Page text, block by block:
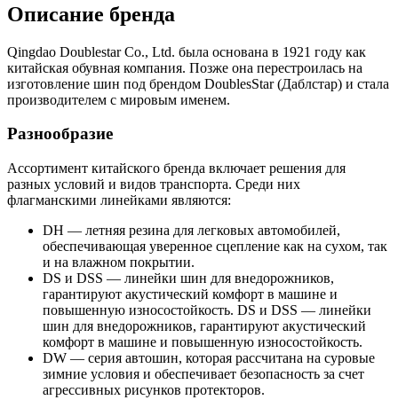
Описание бренда
Qingdao Doublestar Co., Ltd. была основана в 1921 году как
китайская обувная компания. Позже она перестроилась на
изготовление шин под брендом DoublesStar (Даблстар) и стала
производителем с мировым именем.
Разнообразие
Ассортимент китайского бренда включает решения для
разных условий и видов транспорта. Среди них
флагманскими линейками являются:
DH — летняя резина для легковых автомобилей,
обеспечивающая уверенное сцепление как на сухом, так
и на влажном покрытии.
DS и DSS — линейки шин для внедорожников,
гарантируют акустический комфорт в машине и
повышенную износостойкость. DS и DSS — линейки
шин для внедорожников, гарантируют акустический
комфорт в машине и повышенную износостойкость.
DW — серия автошин, которая рассчитана на суровые
зимние условия и обеспечивает безопасность за счет
агрессивных рисунков протекторов.